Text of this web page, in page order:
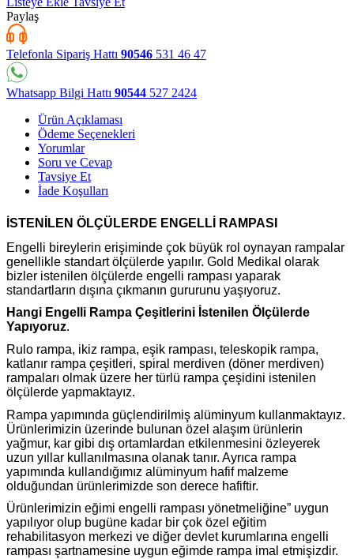
Paylaş
Telefonla Sipariş Hattı 90546 531 46 47
Whatsapp Bilgi Hattı 90544 527 2424
Ürün Açıklaması
Ödeme Seçenekleri
Yorumlar
Soru ve Cevap
Tavsiye Et
İade Koşulları
İSTENİLEN ÖLÇÜLERDE ENGELLİ RAMPASI
Engelli bireylerin erişiminde çok büyük rol oynayan rampalar
genellikle standart ölçülerde yapılır. Gold Medikal olarak
bizler istenilen ölçülerde engelli rampası yaparak
standartların dışına çıkmanın gururunu yaşıyoruz.
Hangi Engelli Rampa Çeşitlerini İstenilen Ölçülerde
Yapıyoruz.
Rulo rampa, ikiz rampa, eşik rampası, teleskopik rampa,
katlanır rampa çeşitleri, spiral merdiven (döner merdiven)
rampaları olmak üzere her türlü rampa çeşidini istenilen
ölçülerde yapmaktayız.
Rampa yapımında güçlendirilmiş alüminyum kullanmaktayız.
Ürünlerimizin üzerinde bulunan özel alaşım ürünlerin
yağmur, kar gibi dış ortamlardan etkilenmesini özleyerek
uzun yıllar kullanılmasına olanak tanır. Ayrıca rampa
yapımında kullandığımız alüminyum hafif malzeme
olduğundan ürünlerimizde son derece hafiftir.
Ürünlerimizin eğimi engelli rampası yönetmeliğine” uygun
yapılıyor olup bugüne kadar bir çok özel eğitim
rehabilitasyon merkezi ve diğer devlet kurumlarına engelli
rampası şartnamesine uygun eğimde rampa imal etmişizdir.